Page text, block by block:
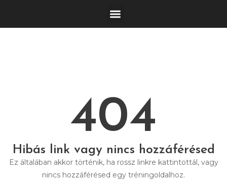
404
Hibás link vagy nincs hozzáférésed
Ez általában akkor történik, ha rossz linkre kattintottál, vagy
nincs hozzáférésed egy tréningoldalhoz.